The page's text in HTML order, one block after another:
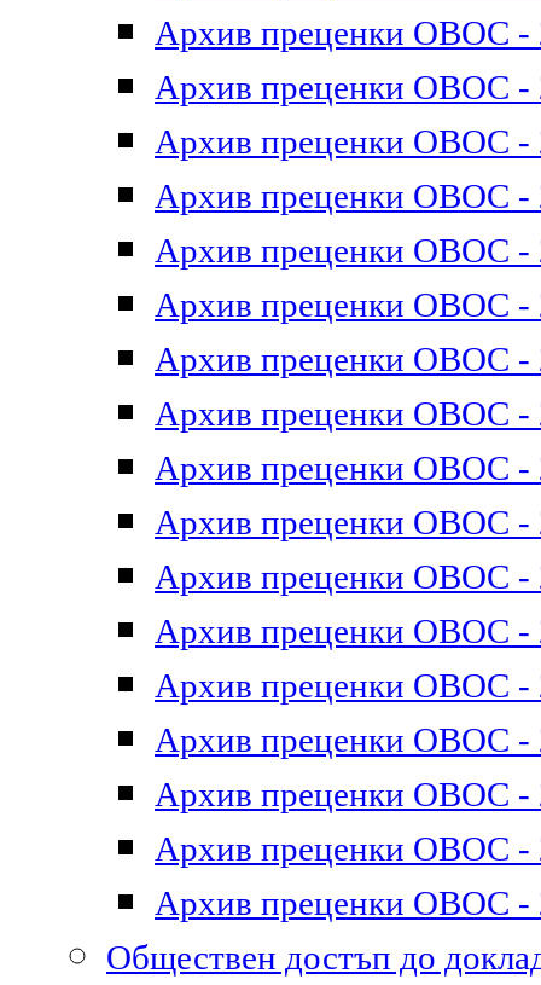
Архив преценки ОВОС -
Архив преценки ОВОС -
Архив преценки ОВОС -
Архив преценки ОВОС -
Архив преценки ОВОС -
Архив преценки ОВОС -
Архив преценки ОВОС -
Архив преценки ОВОС -
Архив преценки ОВОС -
Архив преценки ОВОС -
Архив преценки ОВОС -
Архив преценки ОВОС -
Архив преценки ОВОС -
Архив преценки ОВОС -
Архив преценки ОВОС -
Архив преценки ОВОС -
Архив преценки ОВОС -
Обществен достъп до